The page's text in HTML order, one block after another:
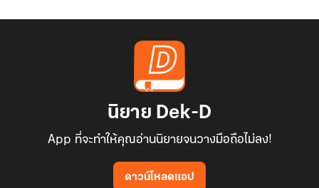
นิยาย Dek-D
App ที่จะทำให้คุณอ่านนิยายจนวางมือถือไม่ลง!
ดาวน์โหลดแอป